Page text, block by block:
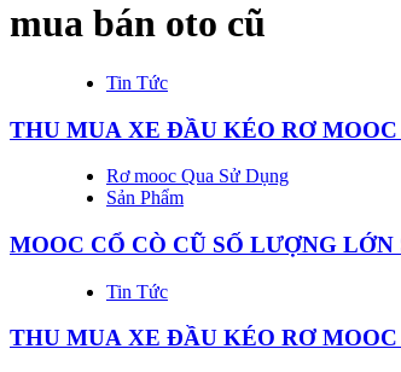
mua bán oto cũ
Tin Tức
THU MUA XE ĐẦU KÉO RƠ
Rơ mooc Qua Sử Dụng
Sản Phẩm
MOOC CỔ CÒ CŨ SỐ LƯỢNG
Tin Tức
THU MUA XE ĐẦU KÉO RƠ